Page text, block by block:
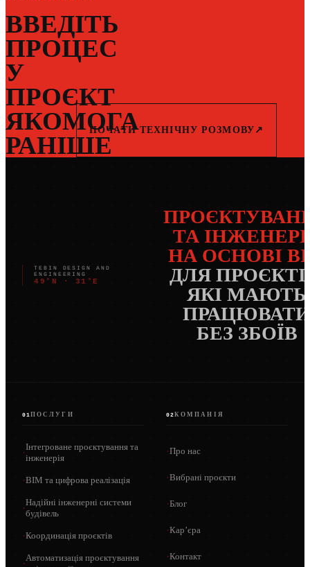
ВВЕДІТЬ
ПРОЦЕС
У
ПРОЄКТ
ЯКОМОГА
РАНІШЕ
ПОЧАТИ ТЕХНІЧНУ РОЗМОВУ ↗
TEBIN DESIGN AND
ENGINEERING
49°N · 31°E
ТА
НА ОСНОВІ
ДЛЯ
ЯКІ МАЮТЬ
ПРАЦЮВАТИ
БЕЗ ЗБОЇВ
01 ПОСЛУГИ
·Інтегроване проєктування та
інженерія
·BIM та цифрова реалізація
·Надійні інженерні системи
будівель
·Координація проєктів
·Автоматизація проєктування
02КОМПАНІЯ
·Про нас
·Вибрані проєкти
·Блог
·Кар’єра
·Контакт